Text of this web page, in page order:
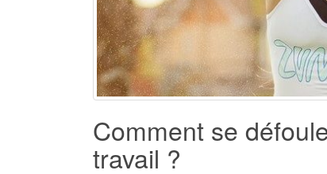
Comment se
travail ?